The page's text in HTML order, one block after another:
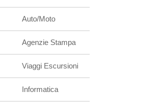
Auto/Moto
Agenzie Stampa
Viaggi Escursioni
Informatica